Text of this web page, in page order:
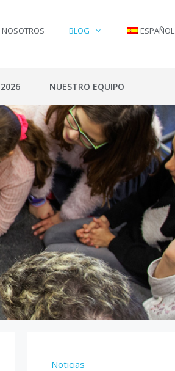
NOSOTROS BLOG ESPAÑOL
NUESTRO EQUIPO
Noticias